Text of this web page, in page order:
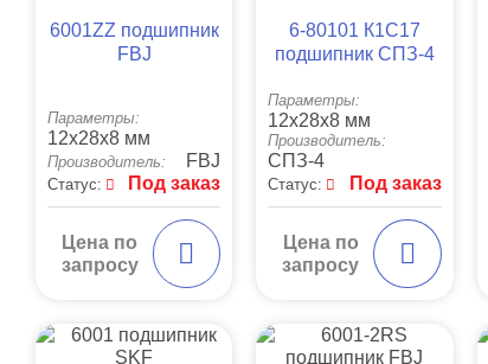
6001ZZ подшипник
FBJ
Параметры:
12x28x8 мм
Производитель: FBJ
Статус: Под заказ
Цена по
запросу
6-80101 К1C17
подшипник СПЗ-4
Параметры:
12x28x8 мм
Производитель:
СПЗ-4
Статус: Под заказ
Цена по
запросу